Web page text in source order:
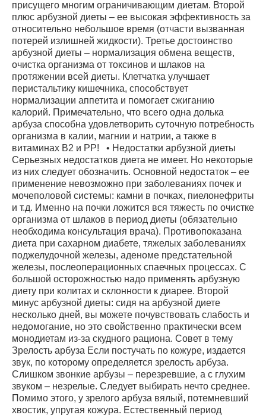
присущего многим ограничивающим диетам. Второй
плюс арбузной диеты – ее высокая эффективность за
относительно небольшое время (отчасти вызванная
потерей излишней жидкости). Третье достоинство
арбузной диеты – нормализация обмена веществ,
очистка организма от токсинов и шлаков на
протяжении всей диеты. Клетчатка улучшает
перистальтику кишечника, способствует
нормализации аппетита и помогает сжиганию
калорий. Примечательно, что всего одна долька
арбуза способна удовлетворить суточную потребность
организма в калии, магнии и натрии, а также в
витаминах В2 и РР! • Недостатки арбузной диеты
Серьезных недостатков диета не имеет. Но некоторые
из них следует обозначить. Основной недостаток – ее
применение невозможно при заболеваниях почек и
мочеполовой системы: камни в почках, пиелонефриты
и т.д. Именно на почки ложится вся тяжесть по очистке
организма от шлаков в период диеты (обязательно
необходима консультация врача). Противопоказана
диета при сахарном диабете, тяжелых заболеваниях
поджелудочной железы, аденоме предстательной
железы, послеоперационных спаечных процессах. С
большой осторожностью надо применять арбузную
диету при колитах и склонности к диарее. Второй
минус арбузной диеты: сидя на арбузной диете
несколько дней, вы можете почувствовать слабость и
недомогание, но это свойственно практически всем
монодиетам из-за скудного рациона. Совет в тему
Зрелость арбуза Если постучать по кожуре, издается
звук, по которому определяется зрелость арбуза.
Слишком звонкие арбузы – перезревшие, а с глухим
звуком – незрелые. Следует выбирать нечто среднее.
Помимо этого, у зрелого арбуза вялый, потемневший
хвостик, упругая кожура. Естественный период